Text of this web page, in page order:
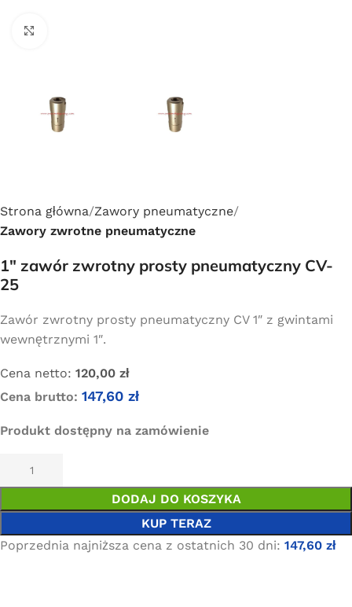
Strona główna Zawory pneumatyczne
Zawory zwrotne pneumatyczne
1″ zawór zwrotny prosty pneumatyczny CV-
25
Zawór zwrotny prosty pneumatyczny CV 1″ z gwintami
wewnętrznymi 1″.
Cena netto: 120,00 zł
Cena brutto: 147,60 zł
Produkt dostępny na zamówienie
DODAJ DO KOSZYKA
KUP TERAZ
Poprzednia najniższa cena z ostatnich 30 dni: 147,60 zł